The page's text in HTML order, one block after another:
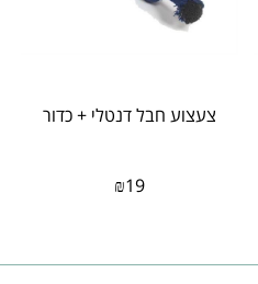
צעצוע חבל דנטלי + כדור
₪19